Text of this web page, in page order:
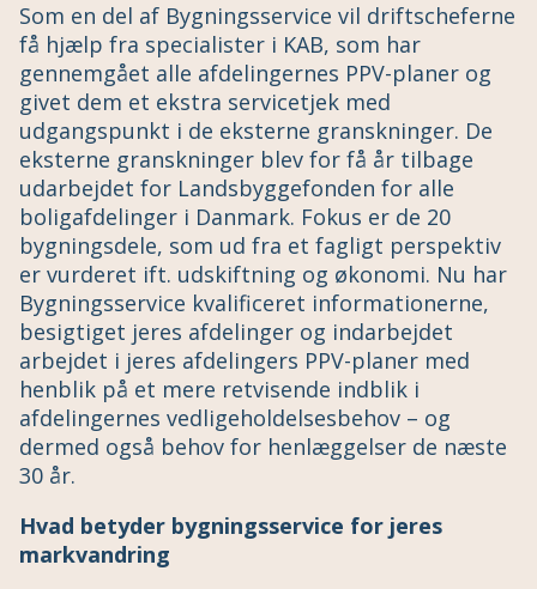
Som en del af Bygningsservice vil driftscheferne
få hjælp fra specialister i KAB, som har
gennemgået alle afdelingernes PPV-planer og
givet dem et ekstra servicetjek med
udgangspunkt i de eksterne granskninger. De
eksterne granskninger blev for få år tilbage
udarbejdet for Landsbyggefonden for alle
boligafdelinger i Danmark. Fokus er de 20
bygningsdele, som ud fra et fagligt perspektiv
er vurderet ift. udskiftning og økonomi. Nu har
Bygningsservice kvalificeret informationerne,
besigtiget jeres afdelinger og indarbejdet
arbejdet i jeres afdelingers PPV-planer med
henblik på et mere retvisende indblik i
afdelingernes vedligeholdelsesbehov – og
dermed også behov for henlæggelser de næste
30 år.
Hvad betyder bygningsservice for jeres
markvandring